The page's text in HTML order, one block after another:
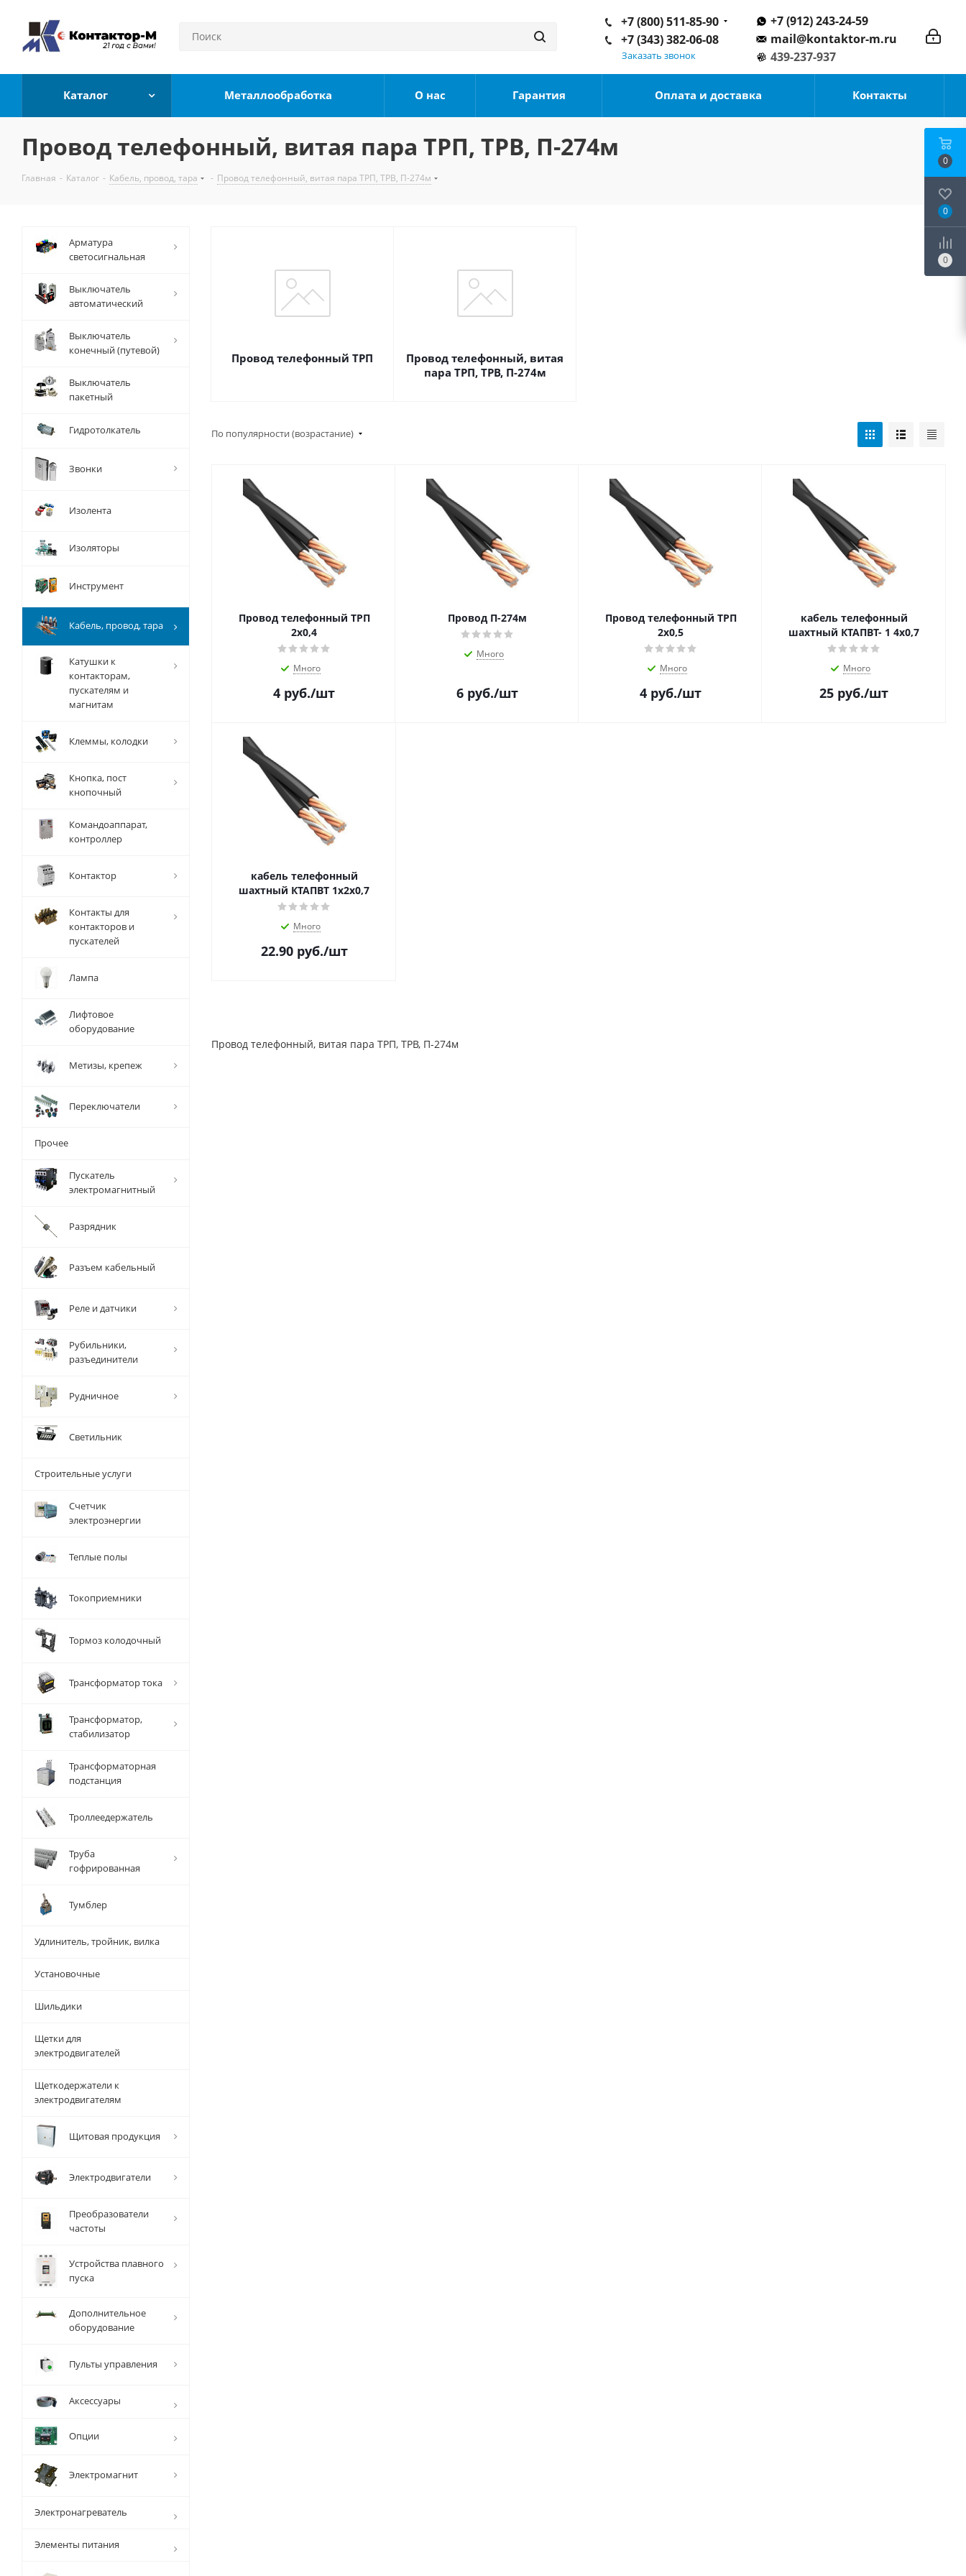
+7 (912) 243-24-59
mail@kontaktor-m.ru
439-237-937
+7 (800) 511-85-90
+7 (343) 382-06-08
Заказать звонок
Каталог Металлообработка О нас Гарантия Оплата и доставка Контакты
Провод телефонный, витая пара ТРП, ТРВ, П-274м
Главная - Каталог - Кабель, провод, тара - Провод телефонный, витая пара ТРП, ТРВ, П-274м
Провод телефонный ТРП
Провод телефонный, витая
пара ТРП, ТРВ, П-274м
По популярности (возрастание)
Провод телефонный ТРП
2х0,4
Много
4 руб./шт
Провод П-274м
Много
6 руб./шт
Провод телефонный ТРП
2х0,5
Много
4 руб./шт
кабель телефонный
шахтный КТАПВТ- 1 4х0,7
Много
25 руб./шт
кабель телефонный
шахтный КТАПВТ 1х2х0,7
Много
22.90руб./шт
Провод телефонный, витая пара ТРП, ТРВ, П-274м
Арматура
светосигнальная
Выключатель
автоматический
Выключатель
конечный (путевой)
Выключатель
пакетный
Гидротолкатель
Звонки
Изолента
Изоляторы
Инструмент
Кабель, провод, тара
Катушки к
контакторам,
пускателям и
магнитам
Клеммы, колодки
Кнопка, пост
кнопочный
Командоаппарат,
контроллер
Контактор
Контакты для
контакторов и
пускателей
Лампа
Лифтовое
оборудование
Метизы, крепеж
Переключатели
Прочее
Пускатель
электромагнитный
Разрядник
Разъем кабельный
Реле и датчики
Рубильники,
разъединители
Рудничное
Светильник
Строительные услуги
Счетчик
электроэнергии
Теплые полы
Токоприемники
Тормоз колодочный
Трансформатор тока
Трансформатор,
стабилизатор
Трансформаторная
подстанция
Троллеедержатель
Труба
гофрированная
Тумблер
Удлинитель, тройник, вилка
Установочные
Шильдики
Щетки для
электродвигателей
Щеткодержатели к
электродвигателям
Щитовая продукция
Электродвигатели
Преобразователи
частоты
Устройства плавного
пуска
Дополнительное
оборудование
Пульты управления
Аксессуары
Опции
Электромагнит
Электронагреватель
Элементы питания
0
0
0